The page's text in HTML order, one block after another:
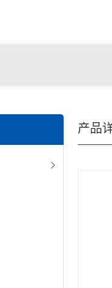
产品